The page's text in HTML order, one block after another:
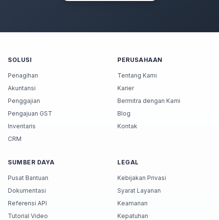
SOLUSI
Penagihan
Akuntansi
Penggajian
Pengajuan GST
Inventaris
CRM
PERUSAHAAN
Tentang Kami
Karier
Bermitra dengan Kami
Blog
Kontak
SUMBER DAYA
Pusat Bantuan
Dokumentasi
Referensi API
Tutorial Video
LEGAL
Kebijakan Privasi
Syarat Layanan
Keamanan
Kepatuhan